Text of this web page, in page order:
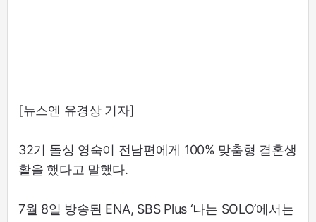
[뉴스엔 유경상 기자]
32기 돌싱 영숙이 전남편에게 100% 맞춤형 결혼생
활을 했다고 말했다.
7월 8일 방송된 ENA, SBS Plus ‘나는 SOLO’에서는